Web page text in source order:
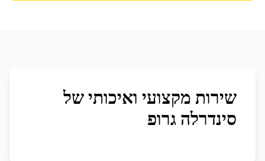
שירות מקצועי ואיכותי של
סינדרלה גרופ